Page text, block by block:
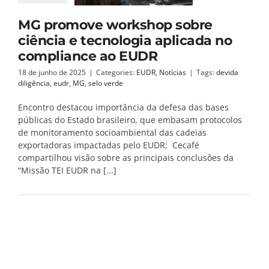
MG promove workshop sobre
ciência e tecnologia aplicada no
compliance ao EUDR
18 de junho de 2025 | Categories: EUDR, Notícias | Tags:devida
diligência, eudr, MG, selo verde
Encontro destacou importância da defesa das bases
públicas do Estado brasileiro, que embasam protocolos
de monitoramento socioambiental das cadeias
exportadoras impactadas pelo EUDR; Cecafé
compartilhou visão sobre as principais conclusões da
“Missão TEI EUDR na [...]